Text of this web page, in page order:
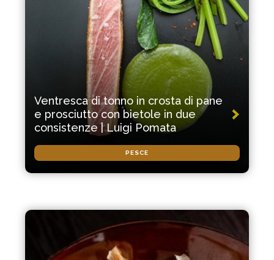
Ventresca di tonno in crosta di pane
e prosciutto con bietole in due
consistenze | Luigi Pomata
PESCE